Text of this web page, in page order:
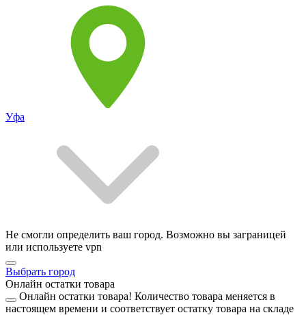
Уфа
Не смогли определить ваш город. Возможно вы заграницей
или используете vpn
Выбрать город
Онлайн остатки товара
Онлайн остатки товара! Количество товара меняется в
настоящем времени и соответствует остатку товара на складе